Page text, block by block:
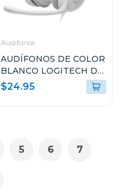
Audifonos
AUDÍFONOS DE COLOR
BLANCO LOGITECH DE
CABLE USB TIPO-A
CON MICROFONO
$24.95
5 6 7